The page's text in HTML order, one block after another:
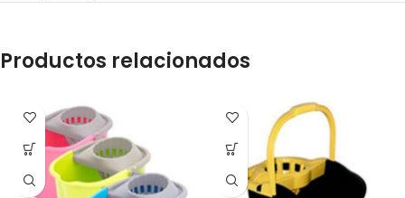
Productos relacionados